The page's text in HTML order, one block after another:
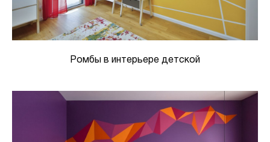
Ромбы в интерьере детской